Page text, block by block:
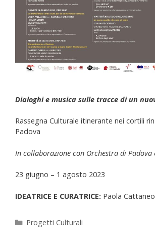
Dialoghi e musica sulle tracce di un
Rassegna Culturale itinerante nei cortili
Padova
In collaborazione con Orchestra di Padova
23 giugno – 1 agosto 2023
IDEATRICE E CURATRICE: Paola Cattaneo
Progetti Culturali